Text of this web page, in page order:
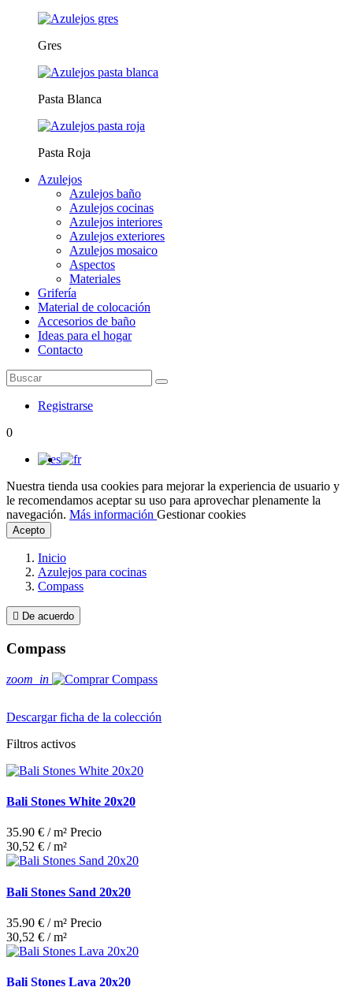
Gres
Pasta Blanca
Pasta Roja
Azulejos
Azulejos baño
Azulejos cocinas
Azulejos interiores
Azulejos exteriores
Azulejos mosaico
Aspectos
Materiales
Grifería
Material de colocación
Accesorios de baño
Ideas para el hogar
Contacto
Registrarse
0
Nuestra tienda usa cookies para mejorar la experiencia de usuario y
le recomendamos aceptar su uso para aprovechar plenamente la
navegación. Más información Gestionar cookies
Acepto
Inicio
Azulejos para cocinas
Compass
 De acuerdo
Compass
zoom_in
Descargar ficha de la colección
Filtros activos
Bali Stones White 20x20
35.90 € / m² Precio
30,52 € / m²
Bali Stones Sand 20x20
35.90 € / m² Precio
30,52 € / m²
Bali Stones Lava 20x20